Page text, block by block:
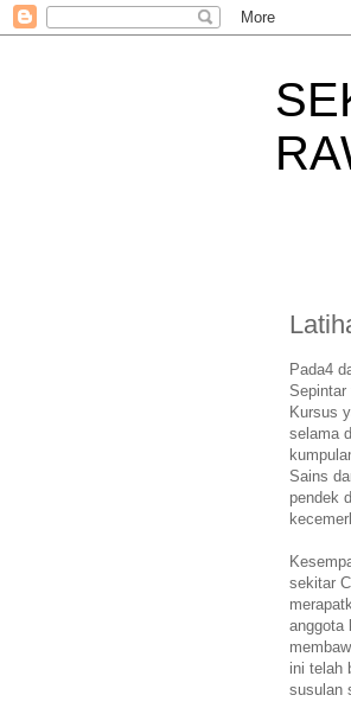
Pada4
Sepintar
Kursus
selama
Sains
pendek
sekitar
anggota
ini telah
susulan